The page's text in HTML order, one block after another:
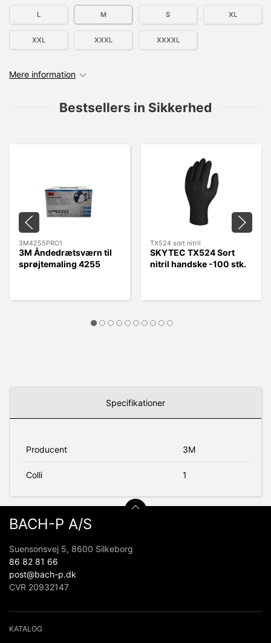
L M S XL
XXL XXXL XXXXL
Mere information
Bestsellers in Sikkerhed
3M4255PRO1
3M Åndedrætsværn til
sprøjtemaling 4255
TX524 sort nitril
SKYTEC TX524 Sort
nitril handske -100 stk.
Specifikationer
Producent 3M
Colli 1
BACH-P A/S
Suensonsvej 5, 8600 Silkeborg
86 82 81 66
post@bach-p.dk
CVR 20932147
KATALOG